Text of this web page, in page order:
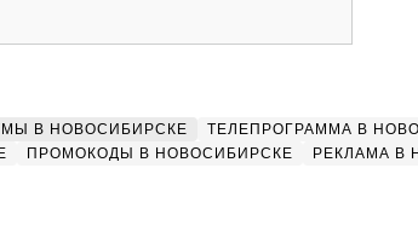
В НОВОСИБИРСКЕ
ТЕЛЕПРОГРАММА В
ПРОМОКОДЫ В НОВОСИБИРСКЕ РЕКЛАМА В